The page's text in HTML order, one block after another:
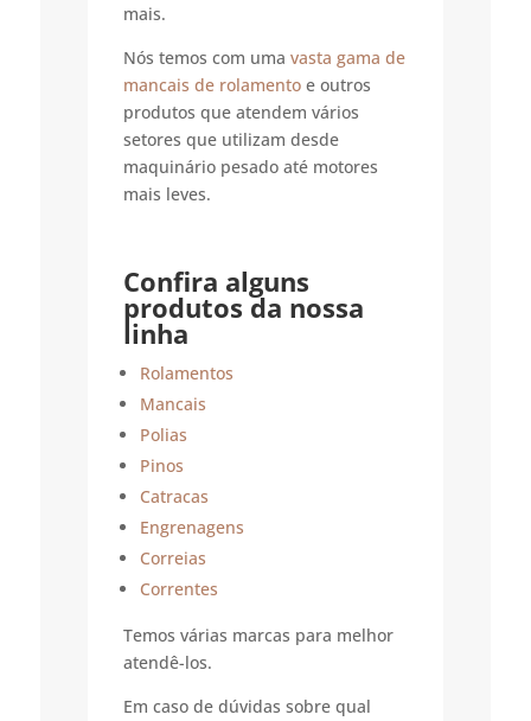
mais.
Nós temos com uma vasta gama de
mancais de rolamentoe outros
produtos que atendem vários
setores que utilizam desde
maquinário pesado até motores
mais leves.
Confira alguns
produtos da nossa
linha
Rolamentos
Mancais
Polias
Pinos
Catracas
Engrenagens
Correias
Correntes
Temos várias marcas para melhor
atendê-los.
Em caso de dúvidas sobre qual